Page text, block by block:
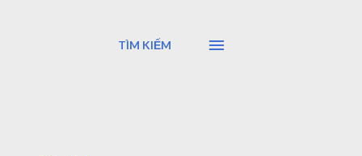
TÌM KIẾM